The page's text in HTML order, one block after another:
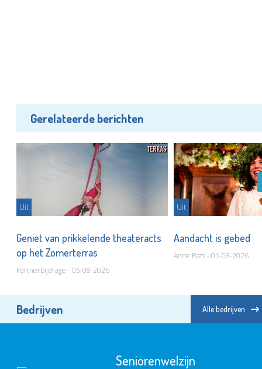
Gerelateerde berichten
Uit
Geniet van prikkelende theateracts
op het Zomerterras
Partnerbijdrage - 05-08-2026
Uit
Aandacht is gebed
Anne Rats - 01-08-2026
Bedrijven Alle bedrijven
Seniorenwelzijn